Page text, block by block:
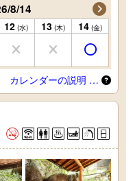
8/14
12 (水) 13 (木) 14 (金)
カレンダーの説明 …